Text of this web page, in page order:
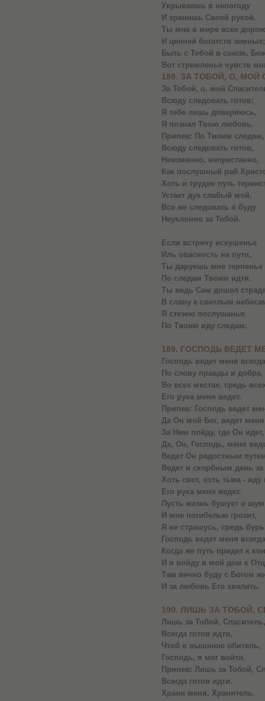
Укрываешь в непогоду
И хранишь Своей рукой.
Ты мне в мире всех
И ценней богатств земных;
Быть с Тобой в союзе,
Вот стремленье чувств
188. ЗА ТОБОЙ, О, МОЙ
За Тобой, о, мой
Всюду следовать готов;
Я тебе лишь доверяюсь,
Я познал Твою любовь.
Припев: По Твоим
Всюду следовать готов,
Неизменно, непрестанно,
Как послушный раб
Хоть и труден путь
Устает дух слабый мой,
Все же следовать я буду
Неуклонно за Тобой.
Если встречу искушенье
Иль опасность на пути,
Ты даруешь мне терпенье
По следам Твоим идти.
Ты ведь Сам дошел
В славу к светлым
Я стезею послушанья
По Твоим иду следам.
189. ГОСПОДЬ ВЕДЕТ
Господь ведет меня всегда
По слову правды и добра,
Во всех местах, средь
Его рука меня ведет.
Припев: Господь ведет
Да Он мой Бог, ведет
За Ним пойду, где Он идет,
Да, Он, Господь, меня
Ведет Он радостным
Ведет и скорбным день
Хоть свет, хоть тьма - иду
Его рука меня ведет.
Пусть жизнь бушует и
И мне погибелью грозит,
Я не страшусь, средь бурь
Господь ведет меня
Когда же путь придет к
И я войду в мой дом к
Там вечно буду с Богом
И за любовь Его хвалить.
190. ЛИШЬ ЗА ТОБОЙ,
Лишь за Тобой, Спаситель,
Всегда готов идти,
Чтоб в вышнюю обитель,
Господь, я мог войти.
Припев: Лишь за Тобой,
Всегда готов идти.
Храни меня, Хранитель,